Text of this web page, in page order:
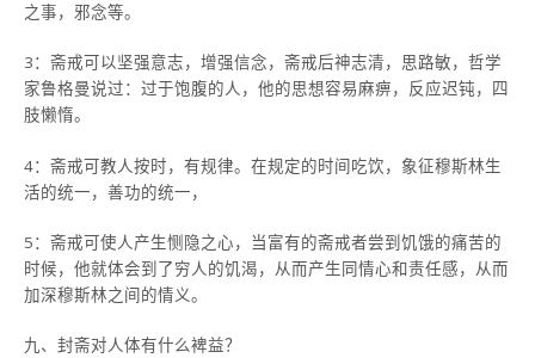
之事，邪念等。
3：斋戒可以坚强意志，增强信念，斋戒后神志清，思路敏，哲学
家鲁格曼说过：过于饱腹的人，他的思想容易麻痹，反应迟钝，四
肢懒惰。
4：斋戒可教人按时，有规律。在规定的时间吃饮，象征穆斯林生
活的统一，善功的统一，
5：斋戒可使人产生恻隐之心，当富有的斋戒者尝到饥饿的痛苦的
时候，他就体会到了穷人的饥渴，从而产生同情心和责任感，从而
加深穆斯林之间的情义。
九、封斋对人体有什么裨益？